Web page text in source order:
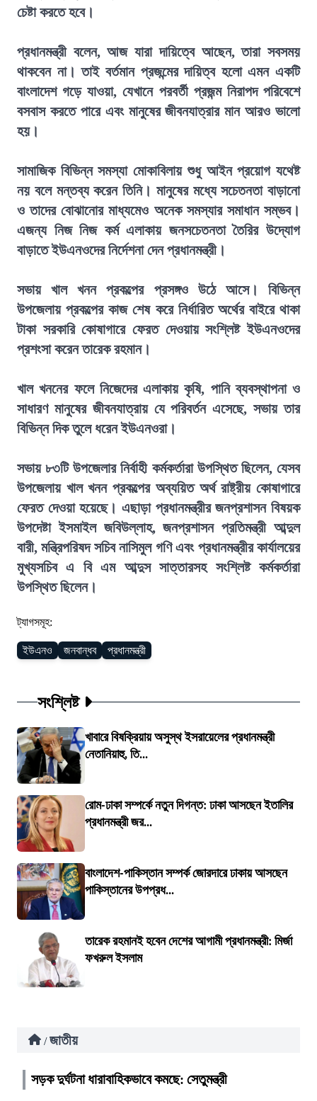
চেষ্টা করতে হবে।
প্রধানমন্ত্রী বলেন, আজ যারা দায়িত্বে আছেন, তারা সবসময়
থাকবেন না। তাই বর্তমান প্রজন্মের দায়িত্ব হলো এমন একটি
বাংলাদেশ গড়ে যাওয়া, যেখানে পরবর্তী প্রজন্ম নিরাপদ পরিবেশে
বসবাস করতে পারে এবং মানুষের জীবনযাত্রার মান আরও ভালো
হয়।
সামাজিক বিভিন্ন সমস্যা মোকাবিলায় শুধু আইন প্রয়োগ যথেষ্ট
নয় বলে মন্তব্য করেন তিনি। মানুষের মধ্যে সচেতনতা বাড়ানো
ও তাদের বোঝানোর মাধ্যমেও অনেক সমস্যার সমাধান সম্ভব।
এজন্য নিজ নিজ কর্ম এলাকায় জনসচেতনতা তৈরির উদ্যোগ
বাড়াতে ইউএনওদের নির্দেশনা দেন প্রধানমন্ত্রী।
সভায় খাল খনন প্রকল্পের প্রসঙ্গও উঠে আসে। বিভিন্ন
উপজেলায় প্রকল্পের কাজ শেষ করে নির্ধারিত অর্থের বাইরে থাকা
টাকা সরকারি কোষাগারে ফেরত দেওয়ায় সংশ্লিষ্ট ইউএনওদের
প্রশংসা করেন তারেক রহমান।
খাল খননের ফলে নিজেদের এলাকায় কৃষি, পানি ব্যবস্থাপনা ও
সাধারণ মানুষের জীবনযাত্রায় যে পরিবর্তন এসেছে, সভায় তার
বিভিন্ন দিক তুলে ধরেন ইউএনওরা।
সভায় ৮৩টি উপজেলার নির্বাহী কর্মকর্তারা উপস্থিত ছিলেন, যেসব
উপজেলায় খাল খনন প্রকল্পের অব্যয়িত অর্থ রাষ্ট্রীয় কোষাগারে
ফেরত দেওয়া হয়েছে। এছাড়া প্রধানমন্ত্রীর জনপ্রশাসন বিষয়ক
উপদেষ্টা ইসমাইল জবিউল্লাহ, জনপ্রশাসন প্রতিমন্ত্রী আব্দুল
বারী, মন্ত্রিপরিষদ সচিব নাসিমুল গণি এবং প্রধানমন্ত্রীর কার্যালয়ের
মুখ্যসচিব এ বি এম আব্দুস সাত্তারসহ সংশ্লিষ্ট কর্মকর্তারা
উপস্থিত ছিলেন।
ট্যাগসমূহ:
ইউএনও জনবান্ধব প্রধানমন্ত্রী
সংশ্লিষ্ট
খাবারে বিষক্রিয়ায় অসুস্থ ইসরায়েলের প্রধানমন্ত্রী
নেতানিয়াহু, তি...
রোম-ঢাকা সম্পর্কে নতুন দিগন্ত: ঢাকা আসছেন ইতালির
প্রধানমন্ত্রী জর...
বাংলাদেশ-পাকিস্তান সম্পর্ক জোরদারে ঢাকায় আসছেন
পাকিস্তানের উপপ্রধ...
তারেক রহমানই হবেন দেশের আগামী প্রধানমন্ত্রী: মির্জা
ফখরুল ইসলাম
/ জাতীয়
সড়ক দুর্ঘটনা ধারাবাহিকভাবে কমছে: সেতুমন্ত্রী